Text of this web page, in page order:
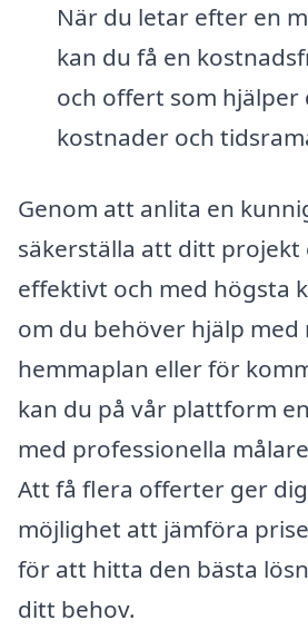
När du letar efter en
kan du få en
och offert som
kostnader och
Genom att anlita en
säkerställa att ditt projekt
effektivt och med högsta
om du behöver hjälp med
hemmaplan eller för
kan du på vår plattform
med professionella
Att få flera offerter ger
möjlighet att jämföra
för att hitta den bästa
ditt behov.